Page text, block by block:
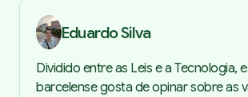
Eduardo Silva
Dividido entre as Leis e a Tecnologia,
barcelense gosta de opinar sobre as